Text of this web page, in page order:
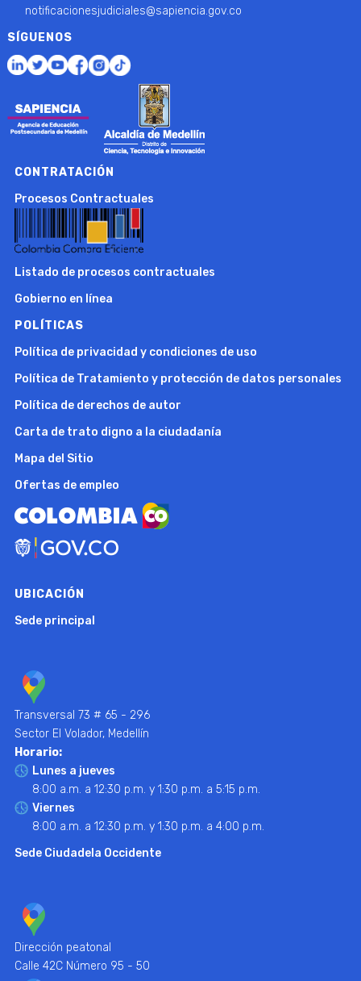
notificacionesjudiciales@sapiencia.gov.co
SÍGUENOS
CONTRATACIÓN
Procesos Contractuales
Listado de procesos contractuales
Gobierno en línea
POLÍTICAS
Política de privacidad y condiciones de uso
Política de Tratamiento y protección de datos personales
Política de derechos de autor
Carta de trato digno a la ciudadanía
Mapa del Sitio
Ofertas de empleo
UBICACIÓN
Sede principal
Transversal 73 # 65 - 296
Sector El Volador, Medellín
Horario:
Lunes a jueves
8:00 a.m. a 12:30 p.m. y 1:30 p.m. a 5:15 p.m.
Viernes
8:00 a.m. a 12:30 p.m. y 1:30 p.m. a 4:00 p.m.
Sede Ciudadela Occidente
Dirección peatonal
Calle 42C Número 95 - 50